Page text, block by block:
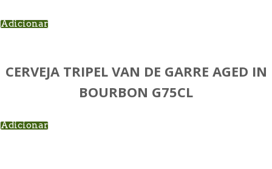
Adicionar
CERVEJA TRIPEL VAN DE GARRE AGED IN
BOURBON G75CL
Adicionar